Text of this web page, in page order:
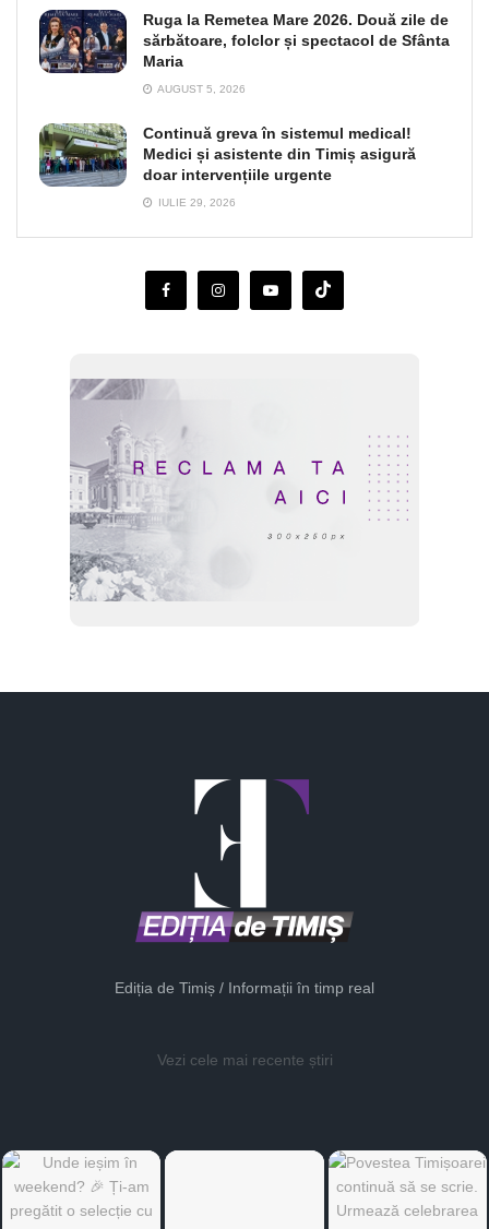
Ruga la Remetea Mare 2026. Două zile de
sărbătoare, folclor și spectacol de Sfânta
Maria
AUGUST 5, 2026
Continuă greva în sistemul medical!
Medici și asistente din Timiș asigură
doar intervențiile urgente
IULIE 29, 2026
Ediția de Timiș / Informații în timp real
Vezi cele mai recente știri